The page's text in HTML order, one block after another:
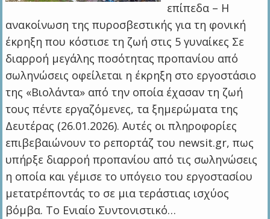
επίπεδα – Η
ανακοίνωση της πυροσβεστικής για τη φονική
έκρηξη που κόστισε τη ζωή στις 5 γυναίκες Σε
διαρροή μεγάλης ποσότητας προπανίου από
σωληνώσεις οφείλεται η έκρηξη στο εργοστάσιο
της «Βιολάντα» από την οποία έχασαν τη ζωή
τους πέντε εργαζόμενες, τα ξημερώματα της
Δευτέρας (26.01.2026). Αυτές οι πληροφορίες
επιβεβαιώνουν το ρεπορτάζ του newsit.gr, πως
υπήρξε διαρροή προπανίου από τις σωληνώσεις
η οποία και γέμισε το υπόγειο του εργοστασίου
μετατρέποντάς το σε μια τεράστιας ισχύος
βόμβα. Το Ενιαίο Συντονιστικό…